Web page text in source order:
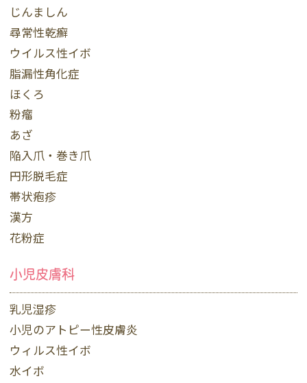
じんましん
尋常性乾癬
ウイルス性イボ
脂漏性角化症
ほくろ
粉瘤
あざ
陥入爪・巻き爪
円形脱毛症
帯状疱疹
漢方
花粉症
小児皮膚科
乳児湿疹
小児のアトピー性皮膚炎
ウィルス性イボ
水イボ